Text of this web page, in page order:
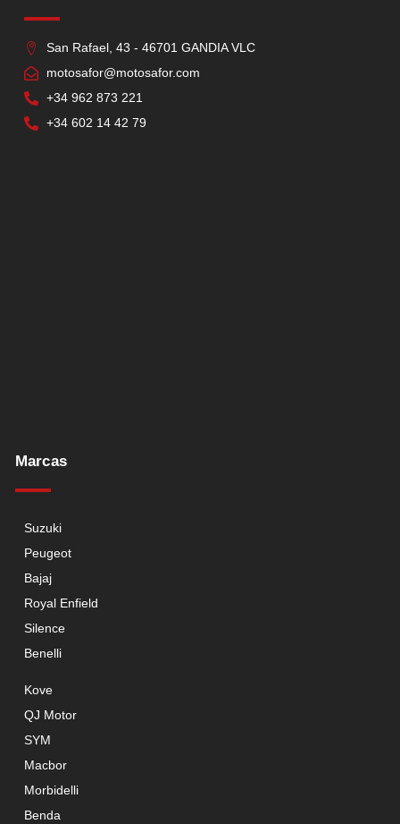
San Rafael, 43 - 46701 GANDIA VLC
motosafor@motosafor.com
+34 962 873 221
+34 602 14 42 79
Marcas
Suzuki
Peugeot
Bajaj
Royal Enfield
Silence
Benelli
Kove
QJ Motor
SYM
Macbor
Morbidelli
Benda